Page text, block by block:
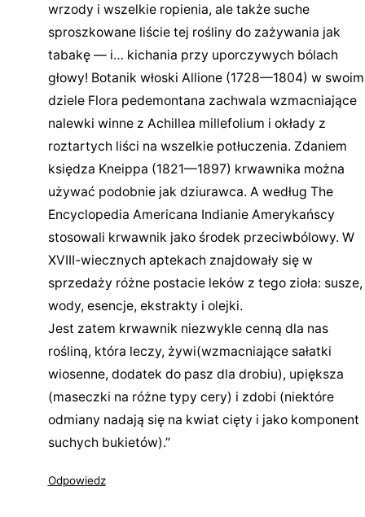
wrzody i wszelkie ropienia, ale także suche
sproszkowane liście tej rośliny do zażywania jak
tabakę — i… kichania przy uporczywych bólach
głowy! Botanik włoski Allione (1728—1804) w swoim
dziele Flora pedemontana zachwala wzmacniające
nalewki winne z Achillea millefolium i okłady z
roztartych liści na wszelkie potłuczenia. Zdaniem
księdza Kneippa (1821—1897) krwawnika można
używać podobnie jak dziurawca. A według The
Encyclopedia Americana Indianie Amerykańscy
stosowali krwawnik jako środek przeciwbólowy. W
XVIII-wiecznych aptekach znajdowały się w
sprzedaży różne postacie leków z tego zioła: susze,
wody, esencje, ekstrakty i olejki.
Jest zatem krwawnik niezwykle cenną dla nas
rośliną, która leczy, żywi(wzmacniające sałatki
wiosenne, dodatek do pasz dla drobiu), upiększa
(maseczki na różne typy cery) i zdobi (niektóre
odmiany nadają się na kwiat cięty i jako komponent
suchych bukietów).”
Odpowiedz